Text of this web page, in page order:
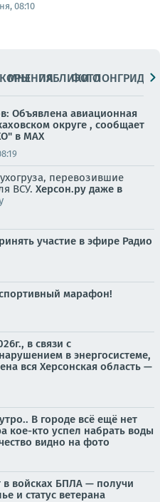
08:10
МНЕНИЯПАБЛИКИ
ФОТОЛОНГРИДЫ
Объявлена авиационная
округе , сообщает
в MAX
перевозившие
ВСУ. Херсон.ру даже в
участие в эфире Радио
марафон!
в связи с
в энергосистеме,
вся Херсонская область —
В городе всё ещё нет
кое-кто успел набрать воды
видно на фото
в войсках БПЛА — получи
и статус ветерана